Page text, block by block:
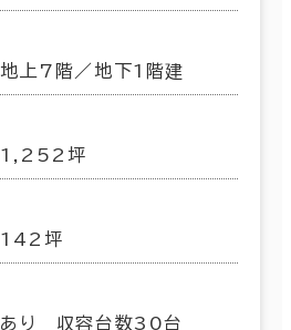
地上7階／地下1階建
1,252坪
142坪
あり 収容台数30台